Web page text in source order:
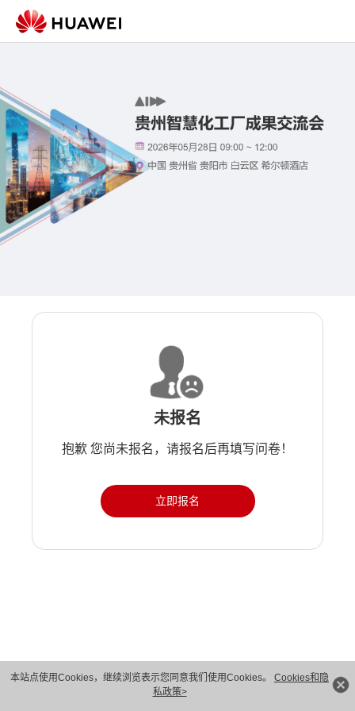
本站点使用Cookies，继续浏览表示您同意我们使用Cookies。 Cookies和隐
私政策>
未报名
抱歉 您尚未报名，请报名后再填写问卷！
立即报名
版权所有 © 华为技术有限公司 1998-2026。 保留一切权利。粤A2-20044005号
隐私保护
法律声明